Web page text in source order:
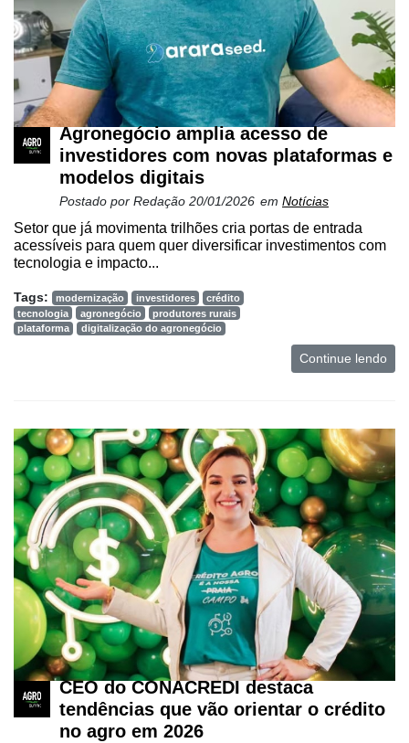
Cadastre-
Agronegócio amplia acesso de
investidores com novas plataformas e
modelos digitais
Postado por Redação 20/01/2026 em Notícias
Setor que já movimenta trilhões cria portas de entrada
acessíveis para quem quer diversificar investimentos com
tecnologia e impacto...
Tags: modernização investidores
crédito
tecnologia
agronegócio
produtores rurais
plataforma
digitalização do agronegócio
Continue lendo
CEO do CONACREDI destaca
tendências que vão orientar o crédito
no agro em 2026